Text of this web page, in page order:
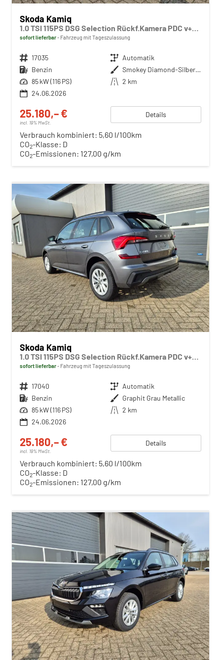
Skoda Kamiq
1.0 TSI 115PS DSG Selection Rückf.Kamera PDC v+h Sitzheizung Klimaautomatik Skoda-Radio Apple CarPlay + Android Auto Tempomat Garantieverlängerung 16"LM
sofort lieferbar Fahrzeug mit Tageszulassung
Fahrzeugnr. 17035 Getriebe Automatik
Kraftstoff Benzin Außenfarbe
Smokey Diamond-Silber Metallic
Leistung 85 kW (116 PS) Kilometerstand 2 km
24.06.2026
25.180,– €
incl. 19% MwSt.
Details
Verbrauch kombiniert: 5,60 l/100km
CO2-Klasse: D
CO2-Emissionen: 127,00 g/km
Skoda Kamiq
1.0 TSI 115PS DSG Selection Rückf.Kamera PDC v+h Sitzheizung Klimaautomatik Skoda-Radio Apple CarPlay + Android Auto Tempomat Garantieverlängerung 16"LM
sofort lieferbar Fahrzeug mit Tageszulassung
Fahrzeugnr. 17040 Getriebe Automatik
Kraftstoff Benzin Außenfarbe Graphit Grau Metallic
Leistung 85 kW (116 PS) Kilometerstand 2 km
24.06.2026
25.180,– €
incl. 19% MwSt.
Details
Verbrauch kombiniert: 5,60 l/100km
CO2-Klasse: D
CO2-Emissionen: 127,00 g/km